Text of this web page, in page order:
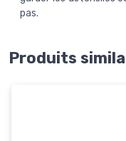
pas.
Produits